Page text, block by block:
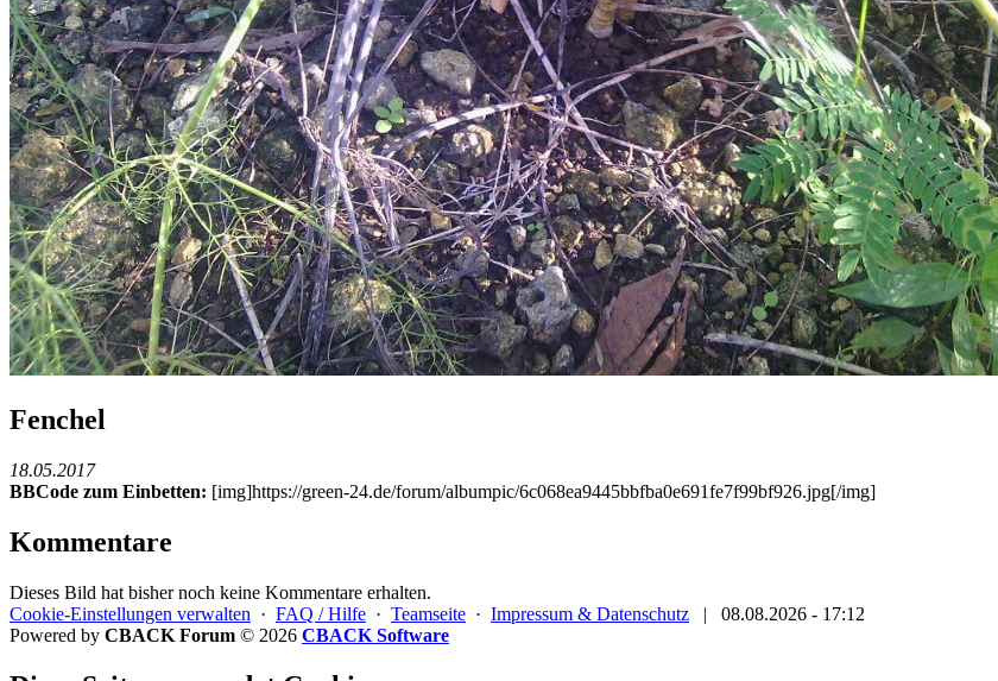
Fenchel
18.05.2017
BBCode zum Einbetten: [img]https://green-24.de/forum/albumpic/6c068ea9445bbfba0e691fe7f99bf926.jpg[/img]
Kommentare
Dieses Bild hat bisher noch keine Kommentare erhalten.
Cookie-Einstellungen verwalten · FAQ / Hilfe · Teamseite · Impressum & Datenschutz |
08.08.2026 - 17:12
Powered by CBACK Forum © 2026 CBACK Software